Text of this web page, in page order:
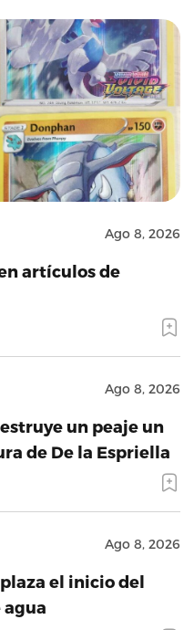
Ago 8, 2026
artículos de
Ago 8, 2026
un peaje un
de De la Espriella
Ago 8, 2026
el inicio del
agua